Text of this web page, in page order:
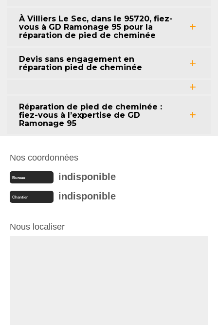
À Villiers Le Sec, dans le 95720, fiez-
vous à GD Ramonage 95 pour la
réparation de pied de cheminée
Devis sans engagement en
réparation pied de cheminée
Réparation de pied de cheminée :
fiez-vous à l’expertise de GD
Ramonage 95
Nos coordonnées
Bureau indisponible
Chantier indisponible
Nous localiser